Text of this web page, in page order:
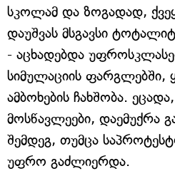
სკოლამ და ზოგადად,
დაუშვას მსგავსი
- აცხადებდა
სიმულაციის
ამბოხების ჩახშობა.
მოსწავლეები, დაემუქრა
შემდეგ, თუმცა
უფრო გაძლიერდა.